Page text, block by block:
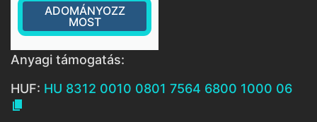
ADOMÁNYOZZ
MOST
Anyagi támogatás:
HUF: HU 8312 0010 0801 7564 6800 1000 06
